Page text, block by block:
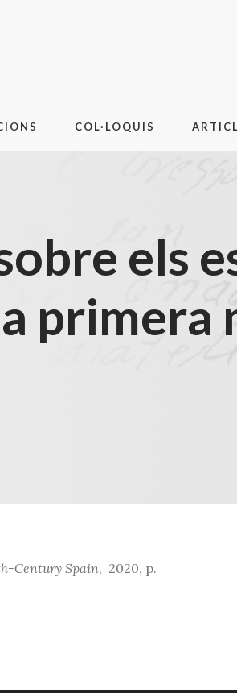
COL·LOQUIS
els
primera
Century Spain, 2020, p.